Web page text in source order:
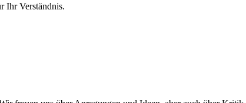
Ihr Verständnis.